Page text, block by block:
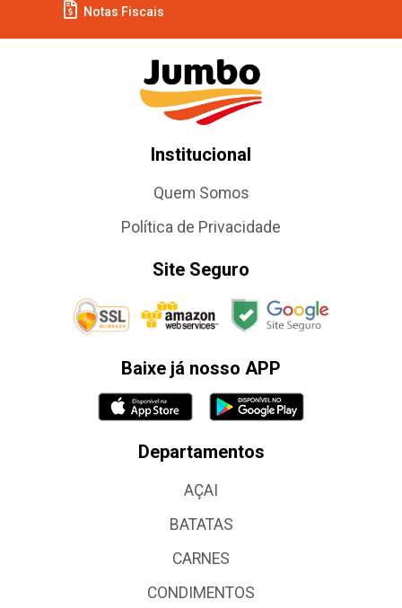
Notas Fiscais
Institucional
Quem Somos
Política de Privacidade
Site Seguro
Baixe já nosso APP
Departamentos
AÇAI
BATATAS
CARNES
CONDIMENTOS